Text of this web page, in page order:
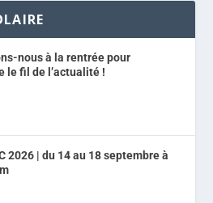
nous à la rentrée pour
le fil de l’actualité !
2026 | du 14 au 18 septembre à